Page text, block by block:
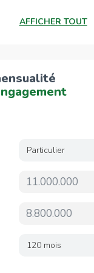
places de
futur acquéreur.
AFFICHER TOUT
Particulier
120 mois